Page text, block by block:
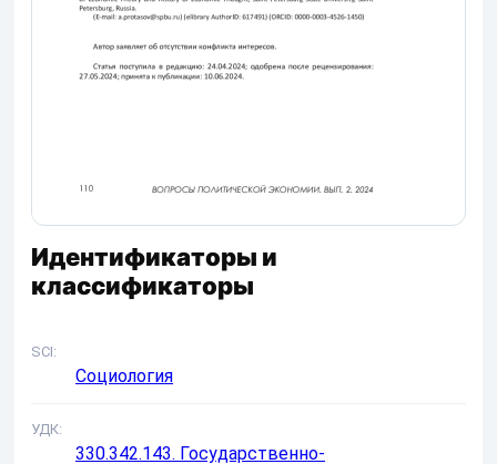
Идентификаторы и
классификаторы
SCI
Социология
УДК
330.342.143. Государственно-